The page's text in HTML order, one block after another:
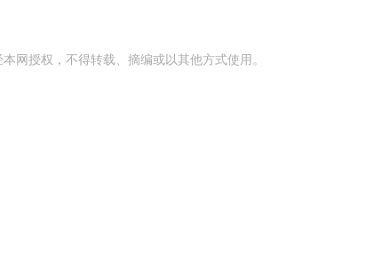
网授权，不得转载、摘编或以其他方式使用。